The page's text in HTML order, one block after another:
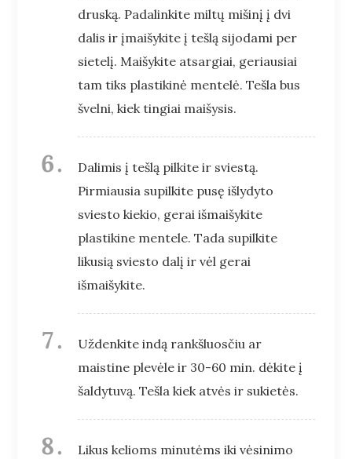
druską. Padalinkite miltų mišinį į dvi
dalis ir įmaišykite į tešlą sijodami per
sietelį. Maišykite atsargiai, geriausiai
tam tiks plastikinė mentelė. Tešla bus
švelni, kiek tingiai maišysis.
Dalimis į tešlą pilkite ir sviestą.
Pirmiausia supilkite pusę išlydyto
sviesto kiekio, gerai išmaišykite
plastikine mentele. Tada supilkite
likusią sviesto dalį ir vėl gerai
išmaišykite.
Uždenkite indą rankšluosčiu ar
maistine plevėle ir 30-60 min. dėkite į
šaldytuvą. Tešla kiek atvės ir sukietės.
Likus kelioms minutėms iki vėsinimo